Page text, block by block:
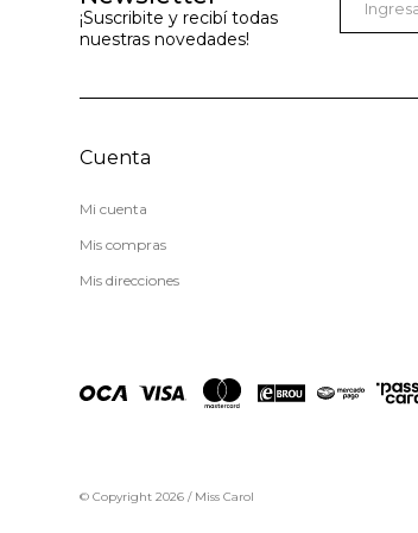
¡Suscribite y recibí todas
nuestras novedades!
Cuenta
Mi cuenta
Mis compras
Mis direcciones
© Copyright 2026 / Miss Carol